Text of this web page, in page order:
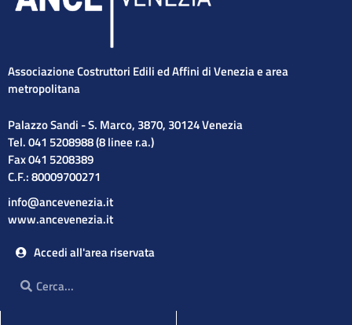
Associazione Costruttori Edili ed Affini di Venezia e area
metropolitana
Palazzo Sandi - S. Marco, 3870, 30124 Venezia
Tel. 041 5208988 (8 linee r.a.)
Fax 041 5208389
C.F.: 80009700271
info@ancevenezia.it
www.ancevenezia.it
Accedi all'area riservata
Cerca